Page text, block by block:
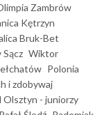
Zambrów
Kętrzyn
Bruk-Bet
Sącz Wiktor
Polonia
i zdobywaj
Olsztyn - juniorzy